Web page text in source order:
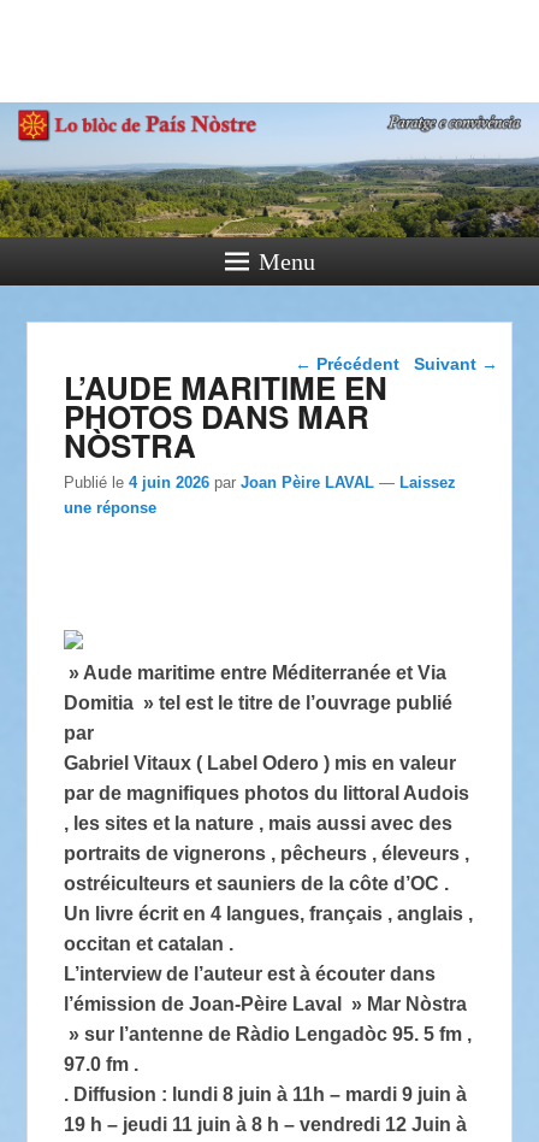
Paratge e Convivència
Menu
Navigation dans les
← Précédent Suivant →
L’AUDE MARITIME EN
PHOTOS DANS MAR
NÒSTRA
Publié le4 juin 2026 parJoan Pèire LAVAL —Laissez
une réponse
» Aude maritime entre Méditerranée et Via
Domitia » tel est le titre de l’ouvrage publié
par
Gabriel Vitaux ( Label Odero ) mis en valeur
par de magnifiques photos du littoral Audois
, les sites et la nature , mais aussi avec des
portraits de vignerons , pêcheurs , éleveurs ,
ostréiculteurs et sauniers de la côte d’OC .
Un livre écrit en 4 langues, français , anglais ,
occitan et catalan .
L’interview de l’auteur est à écouter dans
l’émission de Joan-Pèire Laval » Mar Nòstra
» sur l’antenne de Ràdio Lengadòc 95. 5 fm ,
97.0 fm .
. Diffusion : lundi 8 juin à 11h – mardi 9 juin à
19 h – jeudi 11 juin à 8 h – vendredi 12 Juin à